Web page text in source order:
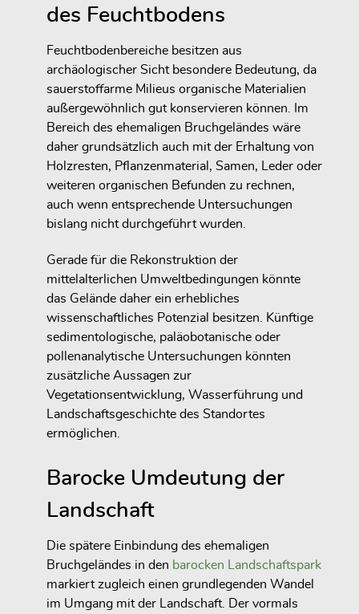
des Feuchtbodens
Feuchtbodenbereiche besitzen aus
archäologischer Sicht besondere Bedeutung, da
sauerstoffarme Milieus organische Materialien
außergewöhnlich gut konservieren können. Im
Bereich des ehemaligen Bruchgeländes wäre
daher grundsätzlich auch mit der Erhaltung von
Holzresten, Pflanzenmaterial, Samen, Leder oder
weiteren organischen Befunden zu rechnen,
auch wenn entsprechende Untersuchungen
bislang nicht durchgeführt wurden.
Gerade für die Rekonstruktion der
mittelalterlichen Umweltbedingungen könnte
das Gelände daher ein erhebliches
wissenschaftliches Potenzial besitzen. Künftige
sedimentologische, paläobotanische oder
pollenanalytische Untersuchungen könnten
zusätzliche Aussagen zur
Vegetationsentwicklung, Wasserführung und
Landschaftsgeschichte des Standortes
ermöglichen.
Barocke Umdeutung der
Landschaft
Die spätere Einbindung des ehemaligen
Bruchgeländes in den barocken Landschaftspark
markiert zugleich einen grundlegenden Wandel
im Umgang mit der Landschaft. Der vormals